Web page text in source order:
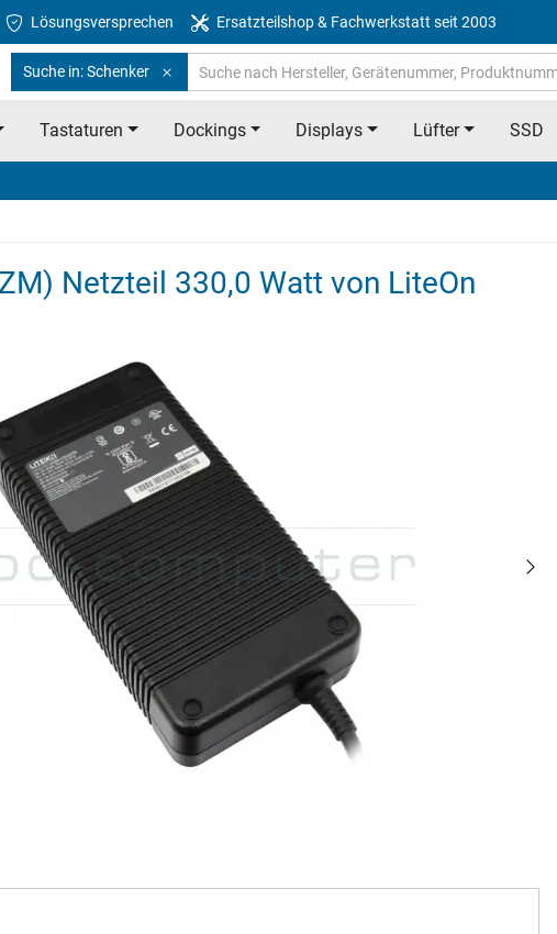
Lösungsversprechen Ersatzteilshop & Fachwerkstatt seit 2003
Suche in: Schenker
Tastaturen Dockings Displays Lüfter SSD
Netzteil 330,0 Watt von LiteOn